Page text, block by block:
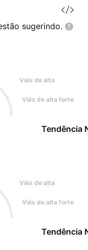
sugerindo.
Viés de alta
Viés de alta forte
Tendência
Viés de alta
Viés de alta forte
Tendência